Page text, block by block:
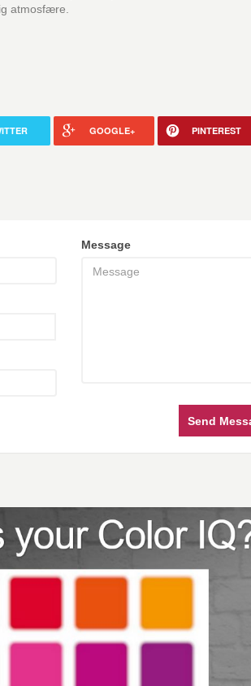
atmosfære.
GOOGLE+ PINTEREST
Message
Send